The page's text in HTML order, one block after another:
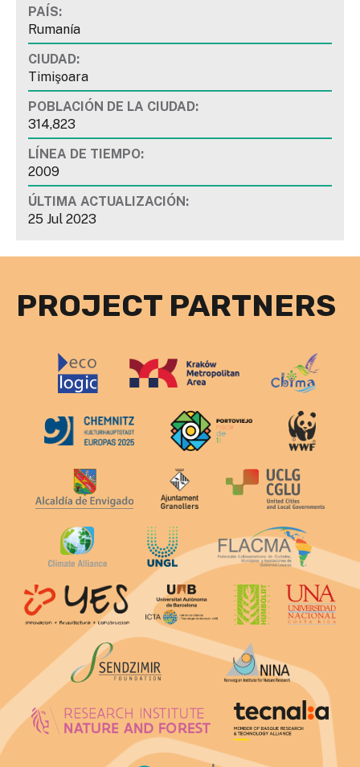
PAÍS:
Rumanía
CIUDAD:
Timişoara
POBLACIÓN DE LA CIUDAD:
314,823
LÍNEA DE TIEMPO:
2009
ÚLTIMA ACTUALIZACIÓN:
25 Jul 2023
PROJECT PARTNERS